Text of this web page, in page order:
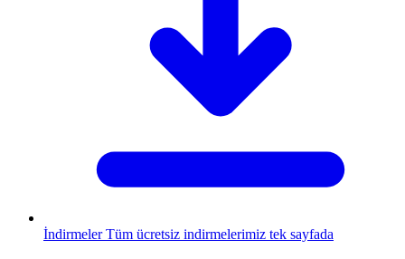
İndirmeler Tüm ücretsiz indirmelerimiz tek sayfada